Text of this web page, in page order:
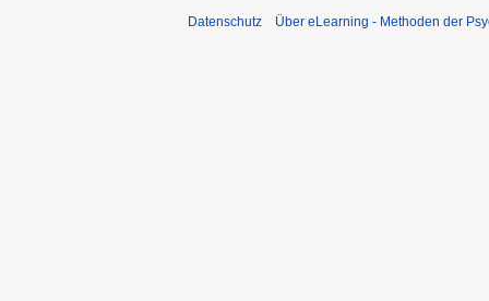
Datenschutz Über eLearning - Methoden der